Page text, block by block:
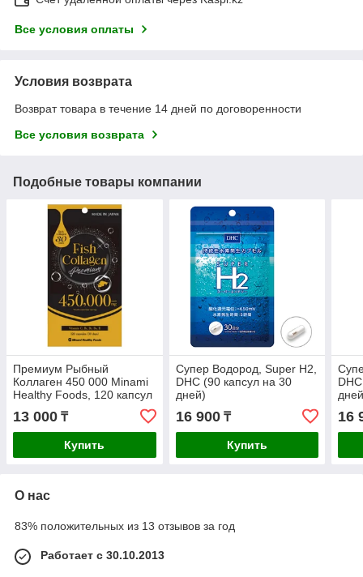
Все условия оплаты
Условия возврата
Возврат товара в течение 14 дней по договоренности
Все условия возврата
Подобные товары компании
Премиум Рыбный
Коллаген 450 000 Minami
Healthy Foods, 120 капсул
на 30 дней
13 000 ₸
Купить
Супер Водород, Super H2,
DHC (90 капсул на 30
дней)
16 900₸
Купить
16
О нас
83% положительных из 13 отзывов за год
Работает с 30.10.2013